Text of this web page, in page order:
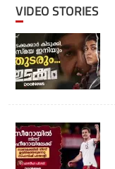
VIDEO STORIES